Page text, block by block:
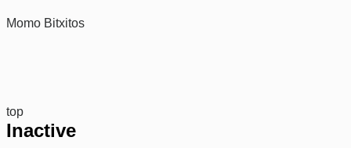
Momo Bitxitos
top
Inactive